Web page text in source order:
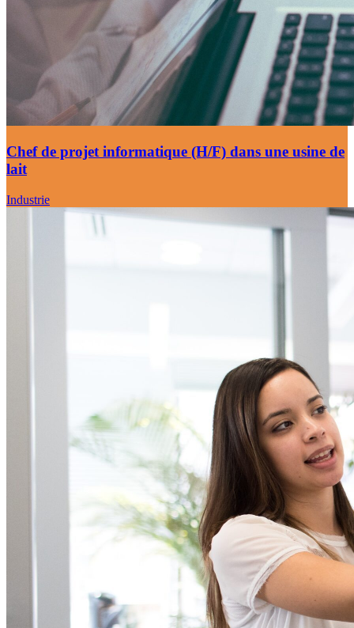
Chef de projet informatique (H/F) dans une usine de
lait
Industrie